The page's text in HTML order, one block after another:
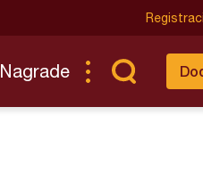
Nagrade